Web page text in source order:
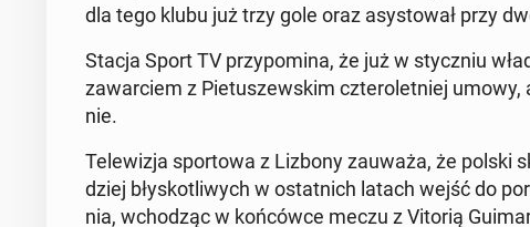
dla tego klubu już trzy gole oraz asy­sto­wał przy
Stacja Sport TV przy­po­mi­na, że już w stycz­niu
za­war­ciem z Pie­tu­szew­skim czte­ro­let­niej umowy,
nie.
Te­le­wi­zja spor­to­wa z Lizbony zauważa, że polski
dziej bły­sko­tli­wych w ostat­nich latach wejść do
nia, wcho­dząc w koń­ców­ce meczu z Vitorią